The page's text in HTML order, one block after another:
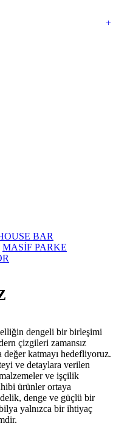
+
BAR
MASİF PARKE
dengeli bir birleşimi
çizgileri zamansız
değer katmayı hedefliyoruz.
ve detaylara verilen
ve işçilik
ürünler ortaya
denge ve güçlü bir
yalnızca bir ihtiyaç